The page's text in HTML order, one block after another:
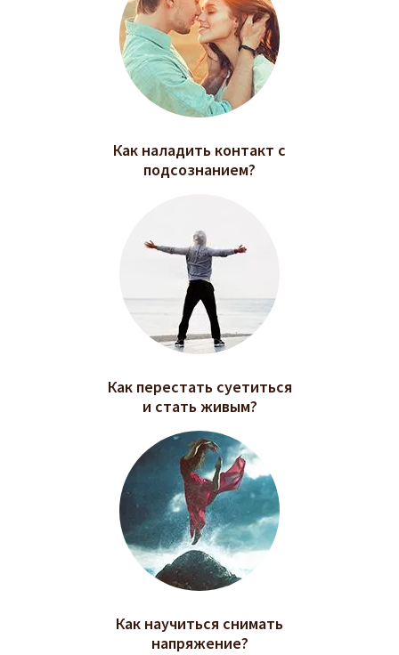
Как наладить контакт с
подсознанием?
Как перестать суетиться
и стать живым?
Как научиться снимать
напряжение?